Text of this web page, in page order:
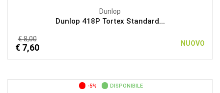
Dunlop
Dunlop 418P Tortex Standard...
€ 8,00
€ 7,60 NUOVO
-5% DISPONIBILE